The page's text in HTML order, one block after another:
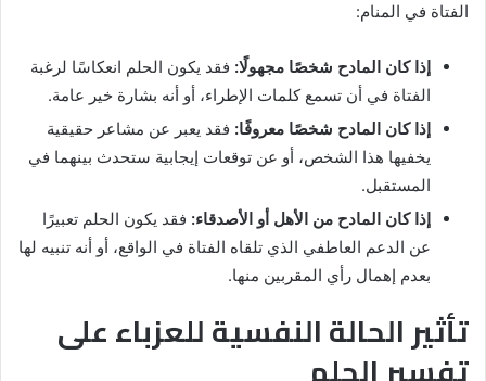
الفتاة في المنام:
إذا كان المادح شخصًا مجهولًا: فقد يكون الحلم انعكاسًا لرغبة
الفتاة في أن تسمع كلمات الإطراء، أو أنه بشارة خير عامة.
إذا كان المادح شخصًا معروفًا: فقد يعبر عن مشاعر حقيقية
يخفيها هذا الشخص، أو عن توقعات إيجابية ستحدث بينهما في
المستقبل.
إذا كان المادح من الأهل أو الأصدقاء: فقد يكون الحلم تعبيرًا
عن الدعم العاطفي الذي تلقاه الفتاة في الواقع، أو أنه تنبيه لها
بعدم إهمال رأي المقربين منها.
تأثير الحالة النفسية للعزباء على